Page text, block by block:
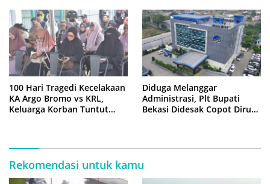
100 Hari Tragedi Kecelakaan
KA Argo Bromo vs KRL,
Keluarga Korban Tuntut
Diduga Melanggar
Administrasi, Plt Bupati
Bekasi Didesak Copot Dirum
Rekomendasi untuk kamu